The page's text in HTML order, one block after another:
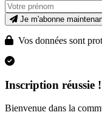
Je m'abonne
Vos données sont
Inscription réussie !
Bienvenue dans la